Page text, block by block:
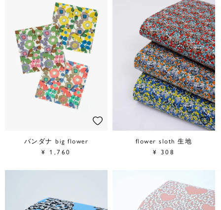
バンダナ big flower
¥ 1,760
flower sloth 生地
¥ 308